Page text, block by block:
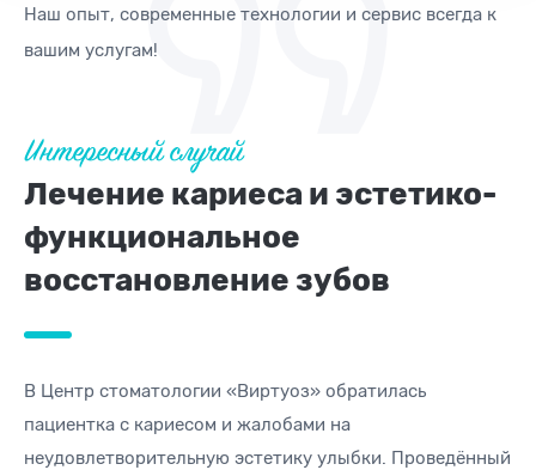
Наш опыт, современные технологии и сервис всегда к
вашим услугам!
Интересный случай
Лечение кариеса и эстетико-
функциональное
восстановление зубов
В Центр стоматологии «Виртуоз» обратилась
пациентка с кариесом и жалобами на
неудовлетворительную эстетику улыбки. Проведённый